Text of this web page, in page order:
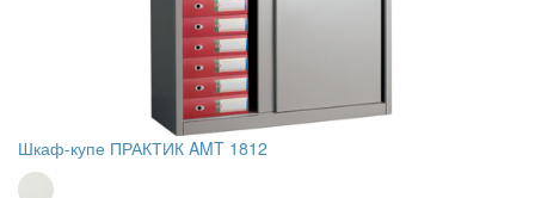
Шкаф-купе ПРАКТИК AMT 1812